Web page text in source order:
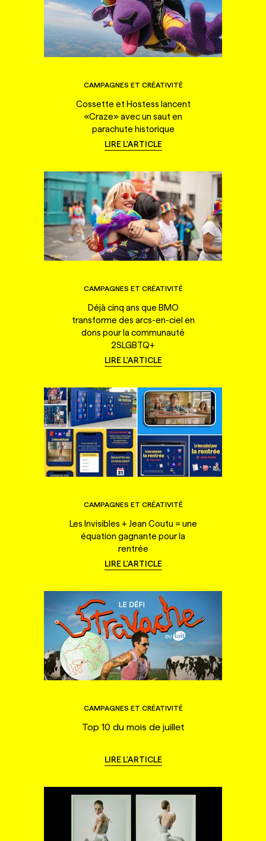
CAMPAGNES ET CRÉATIVITÉ
Cossette et Hostess lancent
«Craze» avec un saut en
parachute historique
LIRE L'ARTICLE
CAMPAGNES ET CRÉATIVITÉ
Déjà cinq ans que BMO
transforme des arcs-en-ciel en
dons pour la communauté
2SLGBTQ+
LIRE L'ARTICLE
CAMPAGNES ET CRÉATIVITÉ
Les Invisibles + Jean Coutu = une
équation gagnante pour la
rentrée
LIRE L'ARTICLE
CAMPAGNES ET CRÉATIVITÉ
Top 10 du mois de juillet
LIRE L'ARTICLE